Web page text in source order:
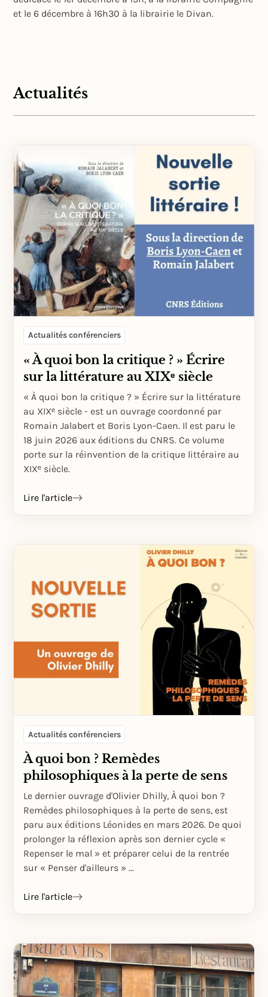
et le 6 décembre à 16h30 à la librairie le Divan.
Actualités
Actualités conférenciers
« À quoi bon la critique ? » Écrire
sur la littérature au XIXᵉ siècle
« À quoi bon la critique ? » Écrire sur la littérature
au XIXᵉ siècle - est un ouvrage coordonné par
Romain Jalabert et Boris Lyon-Caen. Il est paru le
18 juin 2026 aux éditions du CNRS. Ce volume
porte sur la réinvention de la critique littéraire au
XIXᵉ siècle.
Lire l'article
Actualités conférenciers
À quoi bon ? Remèdes
philosophiques à la perte de sens
Le dernier ouvrage d'Olivier Dhilly, À quoi bon ?
Remèdes philosophiques à la perte de sens, est
paru aux éditions Léonides en mars 2026. De quoi
prolonger la réflexion après son dernier cycle «
Repenser le mal » et préparer celui de la rentrée
sur « Penser d'ailleurs » ...
Lire l'article